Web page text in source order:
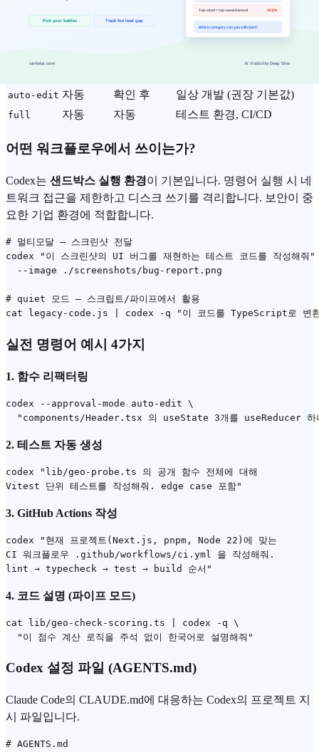
# full 모드: 파일 편집 + 명령어 실행 모두 자동 (주의 필요)
auto-edit 자동 확인 후 일상 개발 (권장 기본값)
full 자동 자동 테스트 환경, CI/CD
어떤 워크플로우에서 쓰이는가?
Codex는 샌드박스 실행 환경이 기본입니다. 명령어 실행 시 네
트워크 접근을 제한하고 디스크 쓰기를 격리합니다. 보안이 중
요한 기업 환경에 적합합니다.
# 멀티모달 — 스크린샷 전달
codex "이 스크린샷의 UI 버그를 재현하는 테스트 코드를 작성해줘
  --image ./screenshots/bug-report.png
# quiet 모드 — 스크립트/파이프에서 활용
실전 명령어 예시 4가지
1. 함수 리팩터링
codex --approval-mode auto-edit \
2. 테스트 자동 생성
codex "lib/geo-probe.ts 의 공개 함수 전체에 대해
3. GitHub Actions 작성
codex "현재 프로젝트(Next.js, pnpm, Node 22)에 맞는
CI 워크플로우 .github/workflows/ci.yml 을 작성해줘.
4. 코드 설명 (파이프 모드)
cat lib/geo-check-scoring.ts | codex -q \
Codex 설정 파일 (AGENTS.md)
Claude Code의 CLAUDE.md에 대응하는 Codex의 프로젝트 지
시 파일입니다.
# AGENTS.md